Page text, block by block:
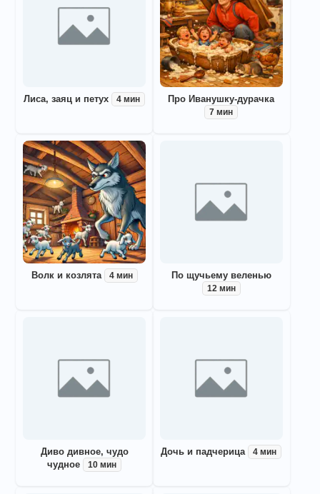
Лиса, заяц и петух 4 мин Про Иванушку-дурачка
7 мин
Волк и козлята 4 мин По щучьему веленью
12 мин
Диво дивное, чудо
чудное
10 мин
Дочь и падчерица 4 мин